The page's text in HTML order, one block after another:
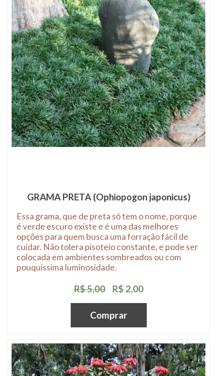
GRAMA PRETA (Ophiopogon japonicus)
Essa grama, que de preta só tem o nome, porque
é verde escuro existe e é uma das melhores
opções para quem busca uma forração fácil de
cuidar. Não tolera pisoteio constante, e pode ser
colocada em ambientes sombreados ou com
pouquíssima luminosidade.
R$ 5,00 R$ 2,00
Comprar